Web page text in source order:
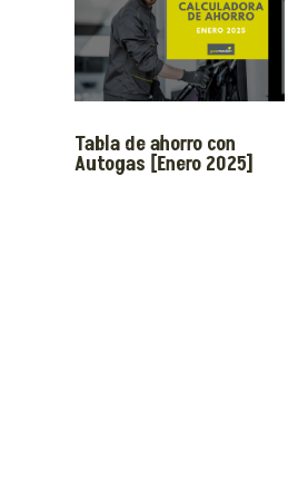
Tabla de ahorro con
Autogas [Enero 2025]